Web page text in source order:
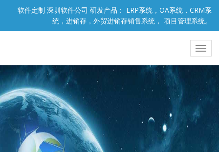
软件定制 深圳软件公司 研发产品： ERP系统，OA系统，CRM系
统，进销存，外贸进销存销售系统， 项目管理系统。